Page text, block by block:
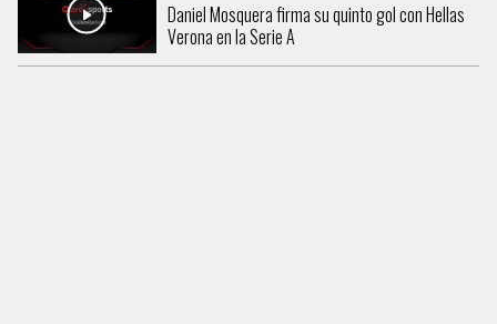
Daniel Mosquera firma su quinto gol con Hellas
Verona en la Serie A